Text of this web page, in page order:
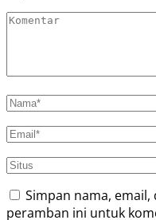
Simpan nama, email,
peramban ini untuk